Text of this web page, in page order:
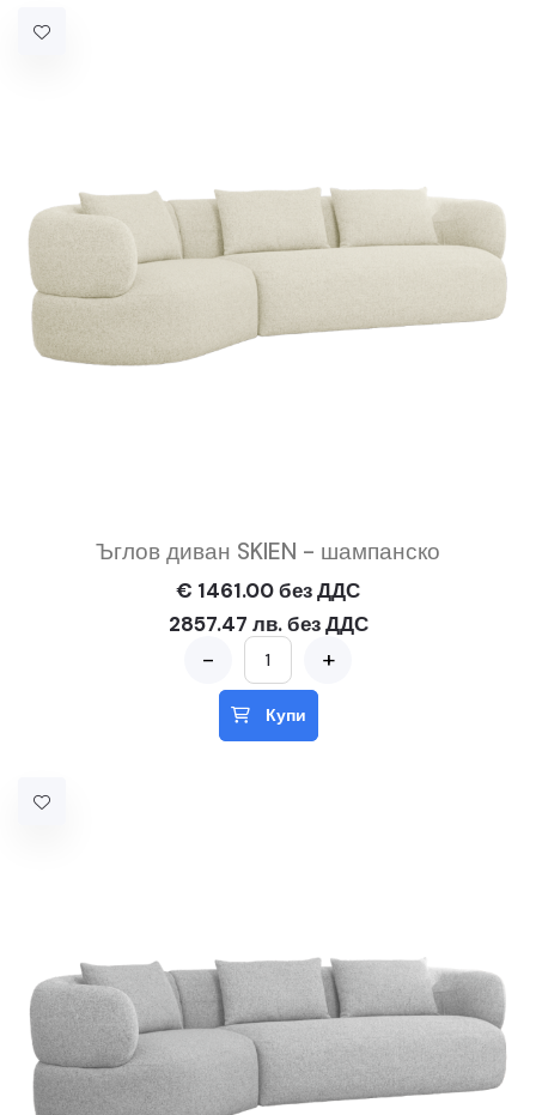
Ъглов диван SKIEN - шампанско
€ 1461.00 без ДДС
2857.47 лв. без ДДС
- +
Купи